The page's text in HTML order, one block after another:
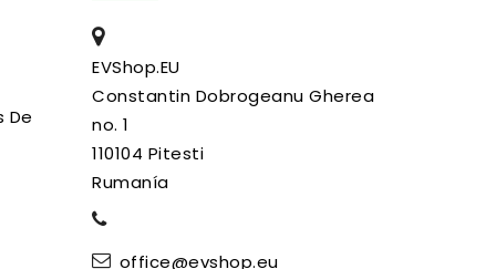
De
EVShop.EU
Constantin Dobrogeanu Gherea
no. 1
110104 Pitesti
Rumanía
office@evshop.eu